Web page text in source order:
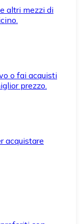
altri mezzi di
o fai acquisti
prezzo.
acquistare